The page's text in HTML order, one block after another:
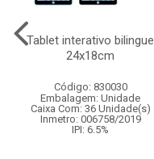
Tablet interativo bilingue
24x18cm
Código: 830030
Embalagem: Unidade
Caixa Com: 36 Unidade(s)
Inmetro: 006758/2019
IPI: 6.5%